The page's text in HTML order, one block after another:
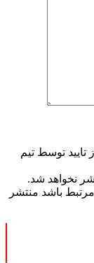
توسط تیم
نخواهد شد.
باشد منتشر